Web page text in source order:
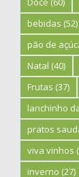
bebidas (52)
pão de
Natal (40)
Frutas (37)
lanchinho
pratos
viva vinhos
inverno (27)